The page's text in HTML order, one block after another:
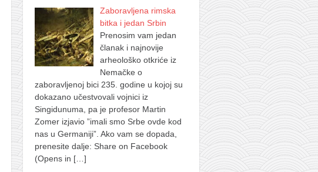
Zaboravljena rimska
bitka i jedan Srbin
Prenosim vam jedan
članak i najnovije
arheološko otkriće iz
Nemačke o
zaboravljenoj bici 235. godine u kojoj su
dokazano učestvovali vojnici iz
Singidunuma, pa je profesor Martin
Zomer izjavio ”imali smo Srbe ovde kod
nas u Germaniji”. Ako vam se dopada,
prenesite dalje: Share on Facebook
(Opens in […]